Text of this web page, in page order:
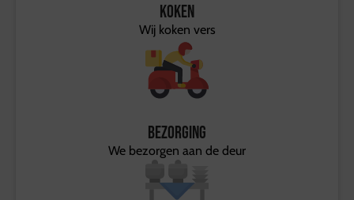
Koken
Wij koken vers
Bezorging
We bezorgen aan de deur